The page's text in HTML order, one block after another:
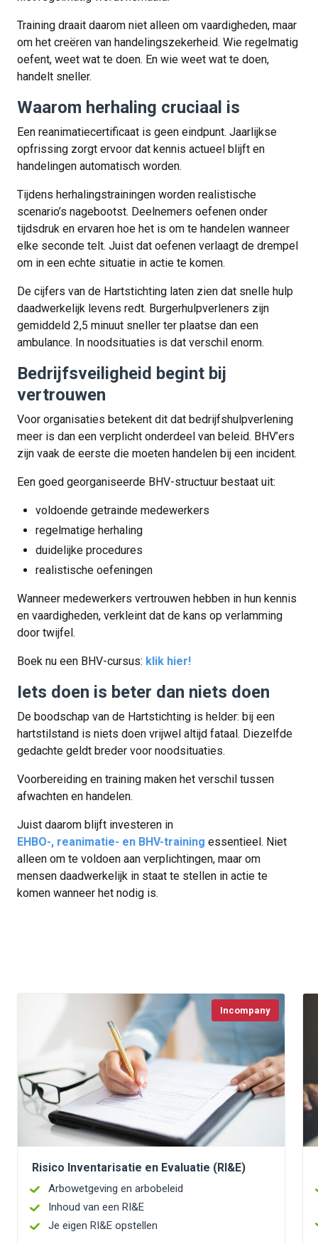
Training draait daarom niet alleen om vaardigheden, maar
om het creëren van handelingszekerheid. Wie regelmatig
oefent, weet wat te doen. En wie weet wat te doen,
handelt sneller.
Waarom herhaling cruciaal is
Een reanimatiecertificaat is geen eindpunt. Jaarlijkse
opfrissing zorgt ervoor dat kennis actueel blijft en
handelingen automatisch worden.
Tijdens herhalingstrainingen worden realistische
scenario’s nagebootst. Deelnemers oefenen onder
tijdsdruk en ervaren hoe het is om te handelen wanneer
elke seconde telt. Juist dat oefenen verlaagt de drempel
om in een echte situatie in actie te komen.
De cijfers van de Hartstichting laten zien dat snelle hulp
daadwerkelijk levens redt. Burgerhulpverleners zijn
gemiddeld 2,5 minuut sneller ter plaatse dan een
ambulance. In noodsituaties is dat verschil enorm.
Bedrijfsveiligheid begint bij
vertrouwen
Voor organisaties betekent dit dat bedrijfshulpverlening
meer is dan een verplicht onderdeel van beleid. BHV’ers
zijn vaak de eerste die moeten handelen bij een incident.
Een goed georganiseerde BHV-structuur bestaat uit:
voldoende getrainde medewerkers
regelmatige herhaling
duidelijke procedures
realistische oefeningen
Wanneer medewerkers vertrouwen hebben in hun kennis
en vaardigheden, verkleint dat de kans op verlamming
door twijfel.
Boek nu een BHV-cursus: klik hier!
Iets doen is beter dan niets doen
De boodschap van de Hartstichting is helder: bij een
hartstilstand is niets doen vrijwel altijd fataal. Diezelfde
gedachte geldt breder voor noodsituaties.
Voorbereiding en training maken het verschil tussen
afwachten en handelen.
Juist daarom blijft investeren in
EHBO-, reanimatie- en BHV-training essentieel. Niet
alleen om te voldoen aan verplichtingen, maar om
mensen daadwerkelijk in staat te stellen in actie te
komen wanneer het nodig is.
Risico Inventarisatie en Evaluatie (RI&E)
Arbowetgeving en arbobeleid
Inhoud van een RI&E
Je eigen RI&E opstellen
Incompany